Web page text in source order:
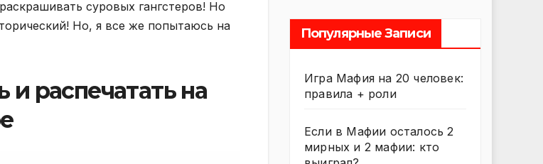
суровых гангстеров! Но
Но, я все же попытаюсь на
и распечатать на
Популярные Записи
Игра Мафия на 20 человек:
правила + роли
Если в Мафии осталось 2
мирных и 2 мафии: кто